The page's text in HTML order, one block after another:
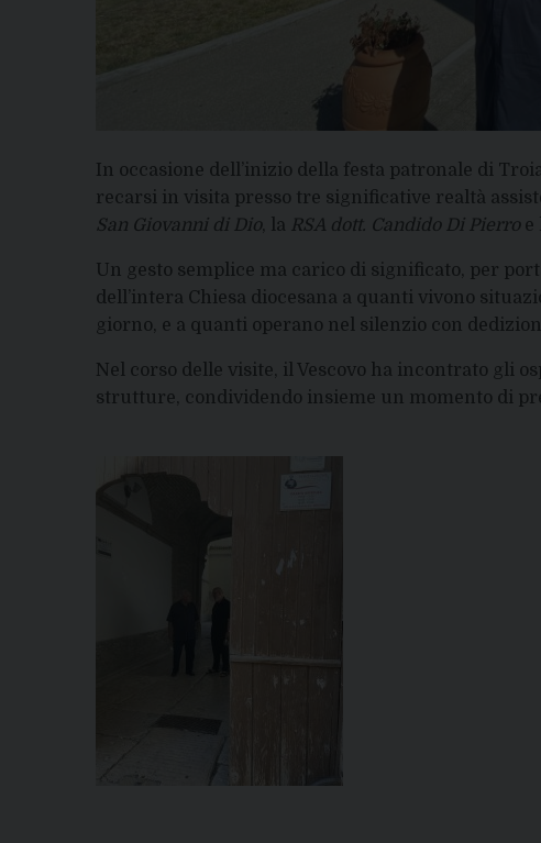
In occasione dell’inizio della festa patronale di
recarsi in visita presso tre significative realtà
San Giovanni di Dio, la RSA dott. Candido Di Pierroe
Un gesto semplice ma carico di significato, per
dell’intera Chiesa diocesana a quanti vivono
giorno, e a quanti operano nel silenzio con
Nel corso delle visite, il Vescovo ha incontrato gli
strutture, condividendo insieme un momento di